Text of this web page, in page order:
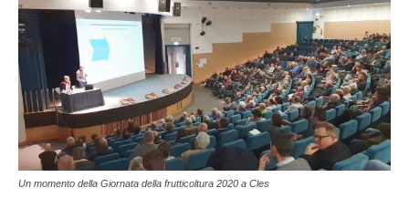
Un momento della Giornata della frutticoltura 2020 a Cles